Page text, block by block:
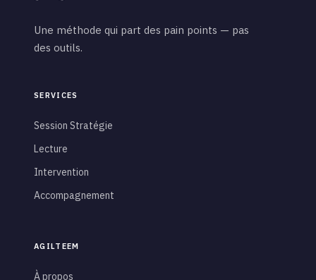
Une méthode qui part des pain points — pas
des outils.
SERVICES
Session Stratégie
Lecture
Intervention
Accompagnement
AGILTEEM
À propos